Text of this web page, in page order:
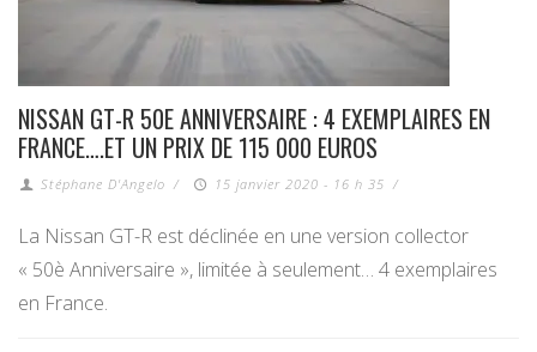
NISSAN GT-R 50E ANNIVERSAIRE : 4 EXEMPLAIRES EN
FRANCE….ET UN PRIX DE 115 000 EUROS
Stéphane D'Angelo / 15 janvier 2020 - 16 h 35 /
La Nissan GT-R est déclinée en une version collector
« 50è Anniversaire », limitée à seulement… 4 exemplaires
en France.